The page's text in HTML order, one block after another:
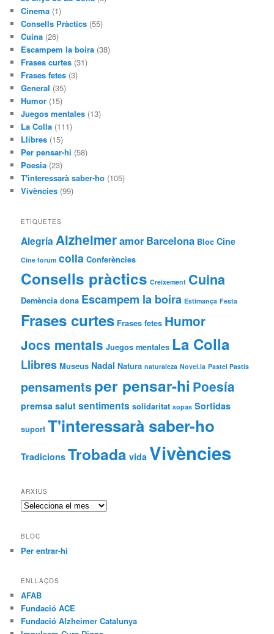
Cinema (1)
Consells Pràctics (55)
Cuina (26)
Escampem la boira (38)
Frases curtes (31)
Frases fetes (3)
General (35)
Humor (15)
Juegos mentales (13)
La Colla (111)
Llibres (15)
Per pensar-hi (58)
Poesia (23)
T'interessarà saber-ho (105)
Vivències (99)
ETIQUETES
Alegría Alzheimeramor Barcelona Bloc Cine
Cine forum colla Conferències
Consells pràctics Creixement Cuina
Demència dona Escampem la boira Estimança Festa
Frases curtes Frases fetes Humor
Jocs mentals Juegos mentales La Colla
Llibres Museus Nadal Natura naturaleza Novel.la Pastel Pastís
pensamentsper pensar-hi Poesía
premsa salut sentiments solidaritat sopas Sortidas
suport T'interessarà saber-ho
Tradicions Trobada vida Vivències
ARXIUS
Arxius
BLOC
Per entrar-hi
ENLLAÇOS
AFAB
Fundació ACE
Fundació Alzheimer Catalunya